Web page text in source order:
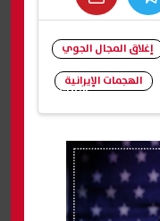
شارك
إغلاق المجال الجوي
الهجمات الإيرانية